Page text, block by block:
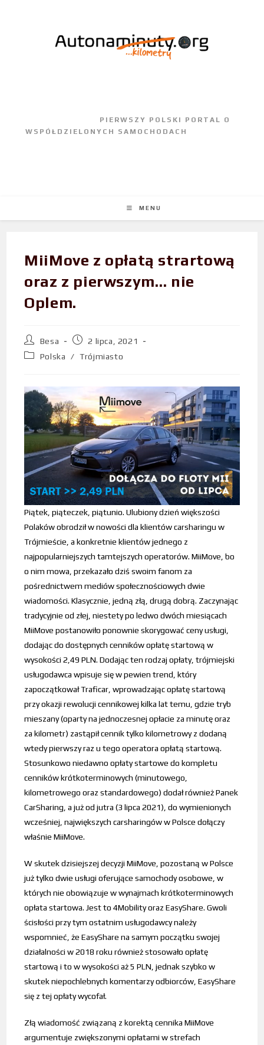
MENU
MiiMove z opłatą strartową
oraz z pierwszym… nie
Oplem.
Besa
2 lipca, 2021
Polska
/ Trójmiasto
Piątek, piąteczek, piątunio. Ulubiony dzień większości
Polaków obrodził w nowości dla klientów carsharingu w
Trójmieście, a konkretnie klientów jednego z
najpopularniejszych tamtejszych operatorów. MiiMove, bo
o nim mowa, przekazało dziś swoim fanom za
pośrednictwem mediów społecznościowych dwie
wiadomości. Klasycznie, jedną złą, drugą dobrą. Zaczynając
tradycyjnie od złej, niestety po ledwo dwóch miesiącach
MiiMove postanowiło ponownie skorygować ceny usługi,
dodając do dostępnych cenników opłatę startową w
wysokości 2,49 PLN. Dodając ten rodzaj opłaty, trójmiejski
usługodawca wpisuje się w pewien trend, który
zapoczątkował Traficar, wprowadzając opłatę startową
przy okazji rewolucji cennikowej kilka lat temu, gdzie tryb
mieszany (oparty na jednoczesnej opłacie za minutę oraz
za kilometr) zastąpił cennik tylko kilometrowy z dodaną
wtedy pierwszy raz u tego operatora opłatą startową.
Stosunkowo niedawno opłaty startowe do kompletu
cenników krótkoterminowych (minutowego,
kilometrowego oraz standardowego) dodał również Panek
CarSharing, a już od jutra (3 lipca 2021), do wymienionych
wcześniej, największych carsharingów w Polsce dołączy
właśnie MiiMove.
W skutek dzisiejszej decyzji MiiMove, pozostaną w Polsce
już tylko dwie usługi oferujące samochody osobowe, w
których nie obowiązuje w wynajmach krótkoterminowych
opłata startowa. Jest to 4Mobility oraz EasyShare. Gwoli
ścisłości przy tym ostatnim usługodawcy należy
wspomnieć, że EasyShare na samym początku swojej
działalności w 2018 roku również stosowało opłatę
startową i to w wysokości aż 5 PLN, jednak szybko w
skutek niepochlebnych komentarzy odbiorców, EasyShare
się z tej opłaty wycofał.
Złą wiadomość związaną z korektą cennika MiiMove
argumentuje zwiększonymi opłatami w strefach